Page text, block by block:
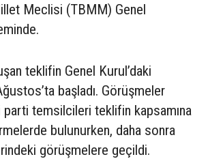
Meclisi (TBMM) Genel
teklifin Genel Kurul’daki
başladı. Görüşmeler
temsilcileri teklifin kapsamına
bulunurken, daha sonra
görüşmelere geçildi.